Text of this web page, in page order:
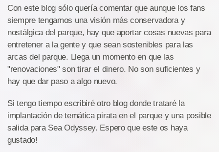
Con este blog sólo quería comentar que aunque los fans
siempre tengamos una visión más conservadora y
nostálgica del parque, hay que aportar cosas nuevas para
entretener a la gente y que sean sostenibles para las
arcas del parque. Llega un momento en que las
"renovaciones" son tirar el dinero. No son suficientes y
hay que dar paso a algo nuevo.
Si tengo tiempo escribiré otro blog donde trataré la
implantación de temática pirata en el parque y una posible
salida para Sea Odyssey. Espero que este os haya
gustado!